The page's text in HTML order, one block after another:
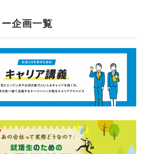
企画一覧